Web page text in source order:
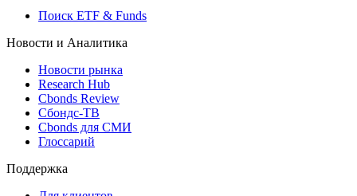
Поиск ETF & Funds
Новости и Аналитика
Новости рынка
Research Hub
Cbonds Review
Сбондс-ТВ
Cbonds для СМИ
Глоссарий
Поддержка